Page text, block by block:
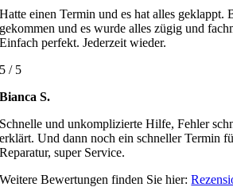
Hatte einen Termin und es hat alles geklappt.
gekommen und es wurde alles zügig und
Einfach perfekt. Jederzeit wieder.
5 / 5
Bianca S.
Schnelle und unkomplizierte Hilfe, Fehler
erklärt. Und dann noch ein schneller Termin
Reparatur, super Service.
Weitere Bewertungen finden Sie hier: